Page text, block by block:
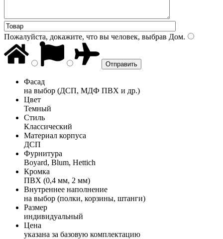
Пожалуйста, докажите, что вы человек, выбрав Дом.
Фасад
на выбор (ДСП, МДФ ПВХ и др.)
Цвет
Темный
Стиль
Классический
Материал корпуса
ДСП
Фурнитура
Boyard, Blum, Hettich
Кромка
ПВХ (0,4 мм, 2 мм)
Внутреннее наполнение
на выбор (полки, корзины, штанги)
Размер
индивидуальный
Цена
указана за базовую комплектацию